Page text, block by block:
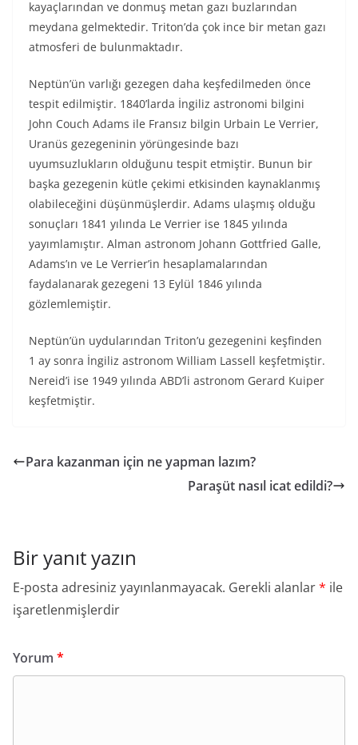
kayaçlarından ve donmuş metan gazı buzlarından
meydana gelmektedir. Triton’da çok ince bir metan gazı
atmosferi de bulunmaktadır.
Neptün’ün varlığı gezegen daha keşfedilmeden önce
tespit edilmiştir. 1840’larda İngiliz astronomi bilgini
John Couch Adams ile Fransız bilgin Urbain Le Verrier,
Uranüs gezegeninin yörüngesinde bazı
uyumsuzlukların olduğunu tespit etmiştir. Bunun bir
başka gezegenin kütle çekimi etkisinden kaynaklanmış
olabileceğini düşünmüşlerdir. Adams ulaşmış olduğu
sonuçları 1841 yılında Le Verrier ise 1845 yılında
yayımlamıştır. Alman astronom Johann Gottfried Galle,
Adams’ın ve Le Verrier’in hesaplamalarından
faydalanarak gezegeni 13 Eylül 1846 yılında
gözlemlemiştir.
Neptün’ün uydularından Triton’u gezegenini keşfinden
1 ay sonra İngiliz astronom William Lassell keşfetmiştir.
Nereid’i ise 1949 yılında ABD’li astronom Gerard Kuiper
keşfetmiştir.
Para kazanman için ne yapman lazım?
Paraşüt nasıl icat edildi?
Bir yanıt yazın
E-posta adresiniz yayınlanmayacak. Gerekli alanlar* ile
işaretlenmişlerdir
Yorum *